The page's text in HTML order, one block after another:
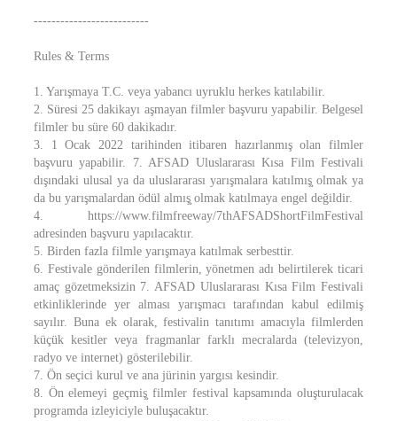
--------------------------
Rules & Terms
1. Yarışmaya T.C. veya yabancı uyruklu herkes katılabilir.
2. Süresi 25 dakikayı aşmayan filmler başvuru yapabilir. Belgesel
filmler bu süre 60 dakikadır.
3. 1 Ocak 2022 tarihinden itibaren hazırlanmış olan filmler
başvuru yapabilir. 7. AFSAD Uluslararası Kısa Film Festivali
dışındaki ulusal ya da uluslararası yarışmalara katılmış̧ olmak ya
da bu yarışmalardan ödül almış̧ olmak katılmaya engel değildir.
4. https://www.filmfreeway/7thAFSADShortFilmFestival
adresinden başvuru yapılacaktır.
5. Birden fazla filmle yarışmaya katılmak serbesttir.
6. Festivale gönderilen filmlerin, yönetmen adı belirtilerek ticari
amaç gözetmeksizin 7. AFSAD Uluslararası Kısa Film Festivali
etkinliklerinde yer alması yarışmacı tarafından kabul edilmiş
sayılır. Buna ek olarak, festivalin tanıtımı amacıyla filmlerden
küçük kesitler veya fragmanlar farklı mecralarda (televizyon,
radyo ve internet) gösterilebilir.
7. Ön seçici kurul ve ana jürinin yargısı kesindir.
8. Ön elemeyi geçmiş̧ filmler festival kapsamında oluşturulacak
programda izleyiciyle buluşacaktır.